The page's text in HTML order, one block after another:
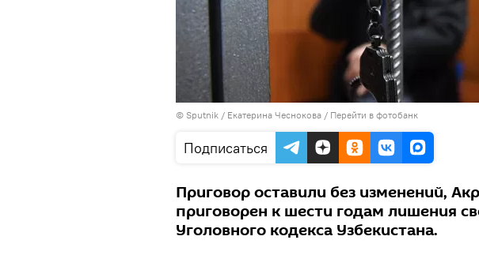
© Sputnik / Екатерина Чеснокова / Перейти в фотобанк
Подписаться
Приговор оставили без изменений,
приговорен к шести годам лишения
Уголовного кодекса Узбекистана.